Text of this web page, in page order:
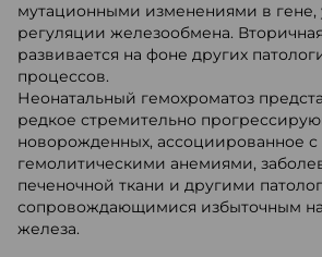
мутационными изменениями в гене,
регуляции железообмена.
развивается на фоне других
процессов.
Неонатальный гемохроматоз
редкое стремительно
новорожденных, ассоциированное
гемолитическими анемиями,
печеночной ткани и другими
сопровождающимися избыточным
железа.